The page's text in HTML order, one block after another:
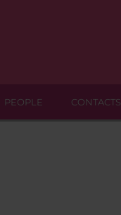
PEOPLE CONTACTS